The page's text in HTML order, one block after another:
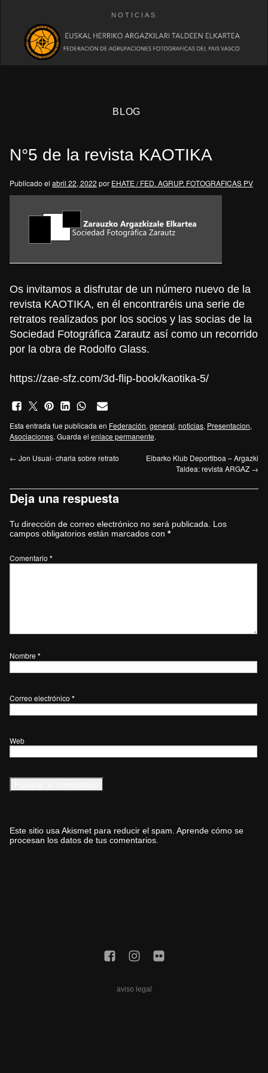
NOTICIAS
BLOG
N°5 de la revista KAOTIKA
Publicado el abril 22, 2022 por EHATE / FED. AGRUP. FOTOGRAFICAS PV
Os invitamos a disfrutar de un número nuevo de la
revista KAOTIKA, en él encontraréis una serie de
retratos realizados por los socios y las socias de la
Sociedad Fotográfica Zarautz así como un recorrido
por la obra de Rodolfo Glass.
https://zae-sfz.com/3d-flip-book/kaotika-5/
Esta entrada fue publicada en Federación, general, noticias, Presentacion,
Asociaciones. Guarda el enlace permanente.
← Jon Usual- charla sobre retrato
Eibarko Klub Deportiboa – Argazki
Taldea: revista ARGAZ →
Deja una respuesta
Tu dirección de correo electrónico no será publicada.
Los
campos obligatorios están marcados con *
Comentario *
Nombre *
Correo electrónico *
Web
Este sitio usa Akismet para reducir el spam. Aprende cómo se
procesan los datos de tus comentarios.
aviso legal